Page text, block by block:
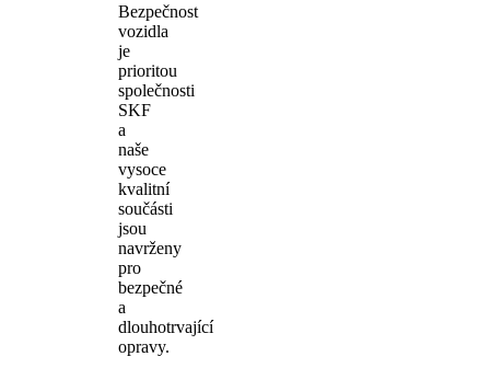
Bezpečnost
vozidla
je
prioritou
společnosti
SKF
a
naše
vysoce
kvalitní
součásti
jsou
navrženy
pro
bezpečné
a
dlouhotrvající
opravy.